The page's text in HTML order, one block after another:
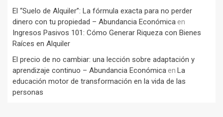
El “Suelo de Alquiler”: La fórmula exacta para no perder
dinero con tu propiedad – Abundancia Económica en
Ingresos Pasivos 101: Cómo Generar Riqueza con Bienes
Raíces en Alquiler
El precio de no cambiar: una lección sobre adaptación y
aprendizaje continuo – Abundancia Económica en La
educación motor de transformación en la vida de las
personas